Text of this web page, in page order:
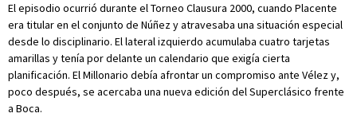
El episodio ocurrió durante el Torneo Clausura 2000, cuando Placente
era titular en el conjunto de Núñez y atravesaba una situación especial
desde lo disciplinario. El lateral izquierdo acumulaba cuatro tarjetas
amarillas y tenía por delante un calendario que exigía cierta
planificación. El Millonario debía afrontar un compromiso ante Vélez y,
poco después, se acercaba una nueva edición del Superclásico frente
a Boca.